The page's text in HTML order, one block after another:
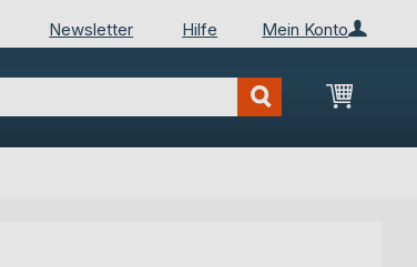
Mein Konto
Newsletter Hilfe
Mein